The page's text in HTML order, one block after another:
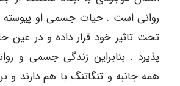
روانی است . حیات جسمی او پیوسته
تحت تاثیر خود قرار داده و در عین
پذیرد . بنابراین زندگی جسمی و
همه جانبه و تنگاتنگ با هم دارند و